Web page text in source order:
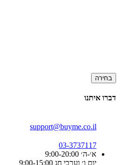
בחירה
דברו איתנו
support@buyme.co.il
03-3737117
א׳-ה׳ 9:00-20:00
יום ו׳ וערבי חג 9:00-15:00